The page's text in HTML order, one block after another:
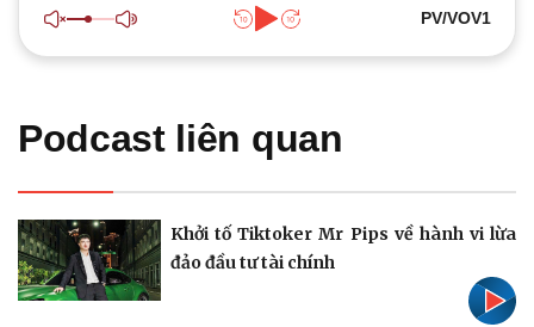
Chứng khoán
Vụ án
Tin nóng
Tư vấn luật
Vũ khí
Việt Nam
PV/VOV1
Podcast liên quan
Khởi tố Tiktoker Mr Pips về hành vi lừa
đảo đầu tư tài chính